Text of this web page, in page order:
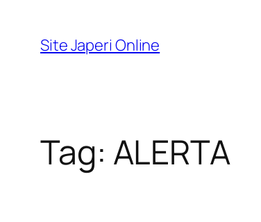
Site Japeri Online
Tag: ALERTA